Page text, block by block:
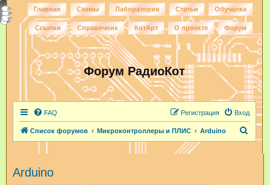
Главная Схемы Лаборатория Статьи Обучалка
Ссылки Справочник КотАрт О проекте Форум
Форум РадиоКот
FAQ Вход
Регистрация
Список форумов Микроконтроллеры и ПЛИС Arduino
Arduino